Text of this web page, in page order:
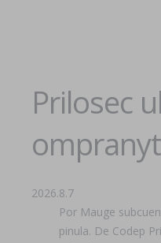
Prilosec
2026.8.7
Por Mauge
pinula. De Codep